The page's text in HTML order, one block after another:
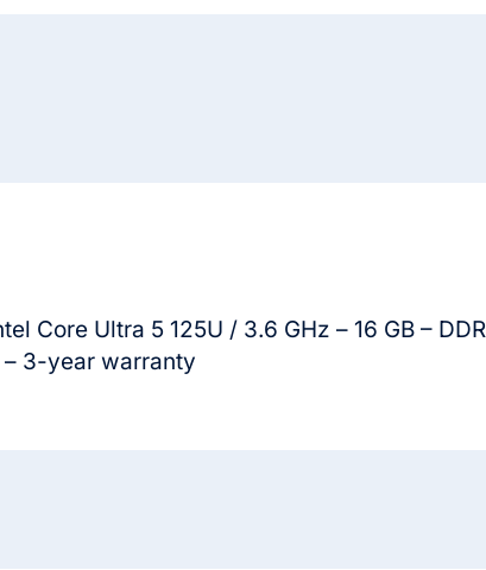
Core Ultra 5 125U / 3.6 GHz – 16 GB –
– 3-year warranty